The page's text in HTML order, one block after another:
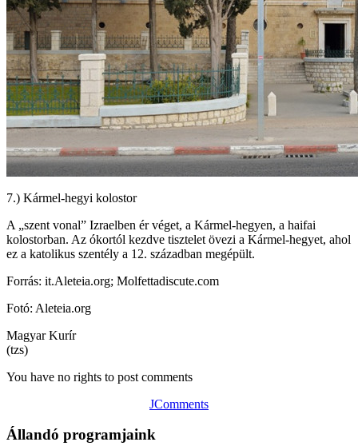
7.) Kármel-hegyi kolostor
A „szent vonal” Izraelben ér véget, a Kármel-hegyen, a haifai
kolostorban. Az ókortól kezdve tisztelet övezi a Kármel-hegyet, ahol
ez a katolikus szentély a 12. században megépült.
Forrás: it.Aleteia.org; Molfettadiscute.com
Fotó: Aleteia.org
Magyar Kurír
(tzs)
You have no rights to post comments
JComments
Állandó programjaink